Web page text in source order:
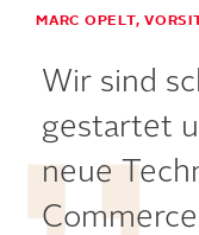
MARC OPELT,
Wir sind
gestartet
neue